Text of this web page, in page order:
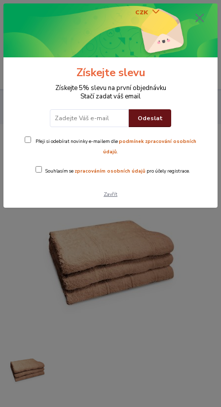
CZK
0 Kč
Osuška Maxi 100x150 cm béžová
TOP produkt
Získejte slevu
Získejte 5% slevu na první objednávku
Stačí zadat váš email
Odeslat
Přeji si odebírat novinky e-mailem dlepodmínek zpracování osobních
údajů.
Souhlasím se zpracováním osobních údajů pro účely registrace.
Zavřít